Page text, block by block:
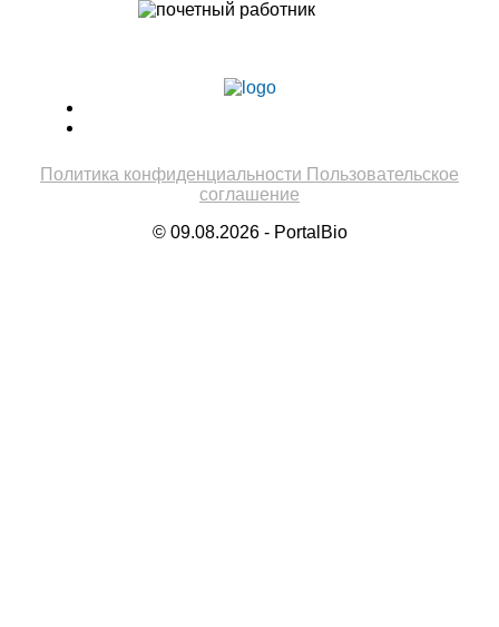
Политика конфиденциальности Пользовательское
соглашение
© 09.08.2026 - PortalBio